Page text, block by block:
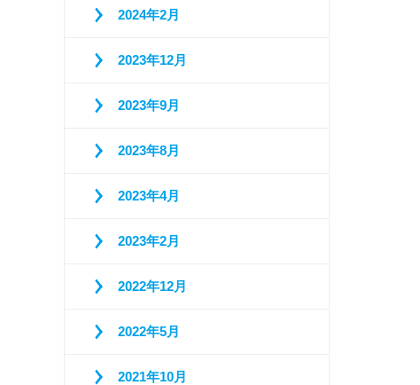
2024年2月
2023年12月
2023年9月
2023年8月
2023年4月
2023年2月
2022年12月
2022年5月
2021年10月